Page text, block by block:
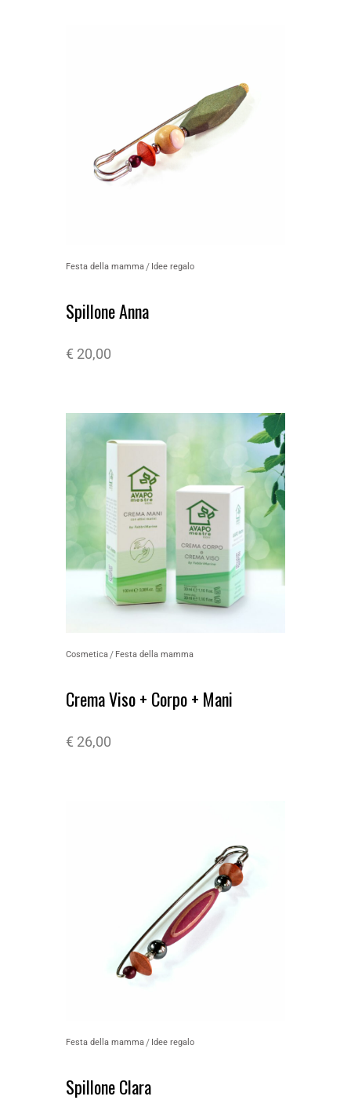
Festa della mamma Idee regalo
Spillone Anna
€ 20,00
Cosmetica Festa della mamma
Crema Viso + Corpo + Mani
€ 26,00
Festa della mamma Idee regalo
Spillone Clara